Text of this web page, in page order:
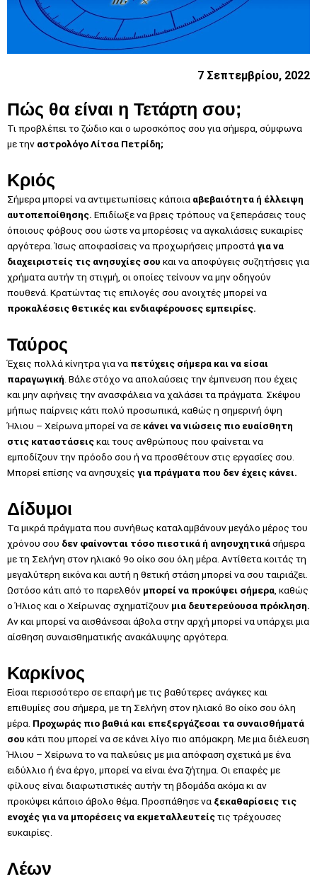
7 Σεπτεμβρίου, 2022
Πώς θα είναι η Τετάρτη σου;
Τι προβλέπει το ζώδιο και ο ωροσκόπος σου για σήμερα, σύμφωνα
με την αστρολόγο Λίτσα Πετρίδη;
Κριός
Σήμερα μπορεί να αντιμετωπίσεις κάποια αβεβαιότητα ή έλλειψη
αυτοπεποίθησης. Επιδίωξε να βρεις τρόπους να ξεπεράσεις τους
όποιους φόβους σου ώστε να μπορέσεις να αγκαλιάσεις ευκαιρίες
αργότερα. Ίσως αποφασίσεις να προχωρήσεις μπροστάγια να
διαχειριστείς τις ανησυχίες σου και να αποφύγεις συζητήσεις για
χρήματα αυτήν τη στιγμή, οι οποίες τείνουν να μην οδηγούν
πουθενά. Κρατώντας τις επιλογές σου ανοιχτές μπορεί να
προκαλέσεις θετικές και ενδιαφέρουσες εμπειρίες.
Ταύρος
Έχεις πολλά κίνητρα για να πετύχεις σήμερα και να είσαι
παραγωγική . Βάλε στόχο να απολαύσεις την έμπνευση που έχεις
και μην αφήνεις την ανασφάλεια να χαλάσει τα πράγματα. Σκέψου
μήπως παίρνεις κάτι πολύ προσωπικά, καθώς η σημερινή όψη
Ήλιου – Χείρωνα μπορεί να σε κάνει να νιώσεις πιο ευαίσθητη
στις καταστάσειςκαι τους ανθρώπους που φαίνεται να
εμποδίζουν την πρόοδο σου ή να προσθέτουν στις εργασίες σου.
Μπορεί επίσης να ανησυχείς για πράγματα που δεν έχεις κάνει.
Δίδυμοι
Τα μικρά πράγματα που συνήθως καταλαμβάνουν μεγάλο μέρος του
χρόνου σου δεν φαίνονται τόσο πιεστικά ή ανησυχητικάσήμερα
με τη Σελήνη στον ηλιακό 9ο οίκο σου όλη μέρα. Αντίθετα κοιτάς τη
μεγαλύτερη εικόνα και αυτή η θετική στάση μπορεί να σου ταιριάζει.
Ωστόσο κάτι από το παρελθόν μπορεί να προκύψει σήμερα , καθώς
ο Ήλιος και ο Χείρωνας σχηματίζουν μια δευτερεύουσα πρόκληση.
Αν και μπορεί να αισθάνεσαι άβολα στην αρχή μπορεί να υπάρχει μια
αίσθηση συναισθηματικής ανακάλυψης αργότερα.
Καρκίνος
Είσαι περισσότερο σε επαφή με τις βαθύτερες ανάγκες και
επιθυμίες σου σήμερα, με τη Σελήνη στον ηλιακό 8ο οίκο σου όλη
μέρα. Προχωράς πιο βαθιά και επεξεργάζεσαι τα συναισθήματά
σου κάτι που μπορεί να σε κάνει λίγο πιο απόμακρη. Με μια διέλευση
Ήλιου – Χείρωνα το να παλεύεις με μια απόφαση σχετικά με ένα
ειδύλλιο ή ένα έργο, μπορεί να είναι ένα ζήτημα. Οι επαφές με
φίλους είναι διαφωτιστικές αυτήν τη βδομάδα ακόμα κι αν
προκύψει κάποιο άβολο θέμα. Προσπάθησε να ξεκαθαρίσεις τις
ενοχές για να μπορέσεις να εκμεταλλευτείςτις τρέχουσες
ευκαιρίες.
Λέων